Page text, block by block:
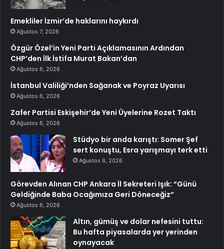
Emekliler İzmir’de haklarını haykırdı
Ağustos 7, 2026
Özgür Özel’in Yeni Parti Açıklamasının Ardından
CHP’den İlk İstifa Murat Bakan’dan
Ağustos 6, 2026
İstanbul Valiliği’nden Sağanak ve Poyraz Uyarısı
Ağustos 6, 2026
Zafer Partisi Eskişehir’de Yeni Üyelerine Rozet Taktı
Ağustos 6, 2026
Stüdyo bir anda karıştı: Somer Şef
sert konuştu, Esra yarışmayı terk etti
Ağustos 6, 2026
Görevden Alınan CHP Ankara İl Sekreteri Işık: “Günü
Geldiğinde Baba Ocağımıza Geri Döneceğiz”
Ağustos 6, 2026
Altın, gümüş ve dolar nefesini tuttu:
Bu hafta piyasalarda yer yerinden
oynayacak